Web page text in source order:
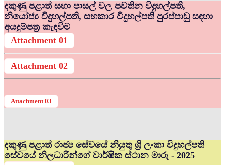
දකුණු පළාත් සභා පාසල් වල පවතින විදුහල්පති,
නියෝජ්‍ය විදුහල්පති, සහකාර විදුහල්පති පුරප්පාඩු සඳහා
අයදුම්පත්‍ර කැඳවිම
Attachment 01
Attachment 02
Attachment 03
දකුණු පළාත් රාජ්‍ය සේවයේ නියුතු ශ්‍රි ලංකා විදුහල්පති
සේවයේ නිලධාරින්ගේ වාර්ෂික ස්ථාන මාරු - 2025